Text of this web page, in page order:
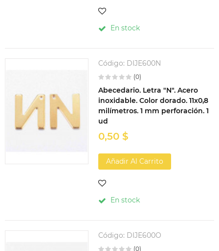
En stock
Código: DIJE600N
(0)
Abecedario. Letra "N". Acero
inoxidable. Color dorado. 11x0,8
milímetros. 1 mm perforación. 1
ud
0,50 $
Añadir Al Carrito
En stock
Código: DIJE600O
(0)